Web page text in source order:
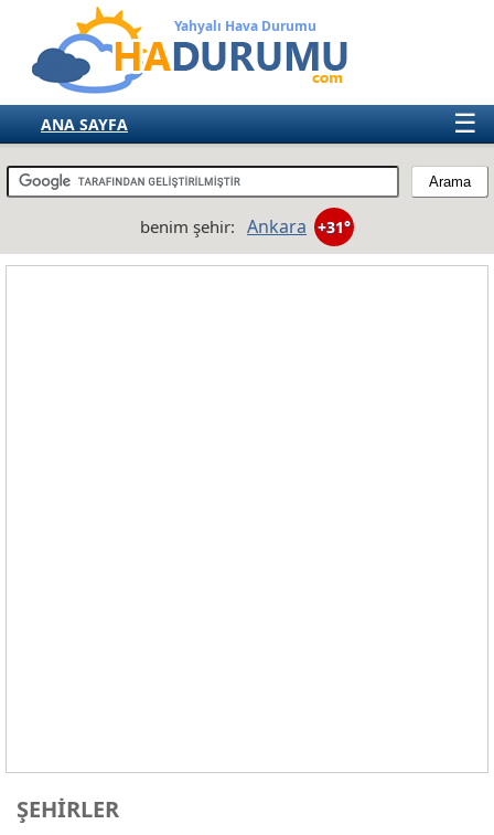
Yahyalı Hava Durumu
☰
ANA SAYFA
TÜRKİYE
AVRUPA
benim şehir: Ankara +31°
ŞEHIRLER